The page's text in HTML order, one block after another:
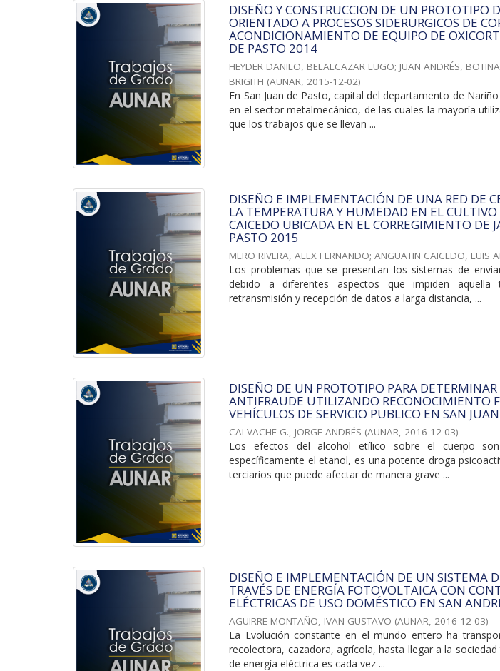
DISEÑO Y CONSTRUCCION DE UN PROTOTIPO
ORIENTADO A PROCESOS SIDERURGICOS DE
ACONDICIONAMIENTO DE EQUIPO DE
DE PASTO 2014
HEYDER DANILO, BELALCAZAR LUGO; JUAN ANDRÉS,
BRIGITH (AUNAR, 2015-12-02)
En San Juan de Pasto, capital del departamento de
en el sector metalmecánico, de las cuales la mayoría
que los trabajos que se llevan ...
DISEÑO E IMPLEMENTACIÓN DE UNA RED DE
LA TEMPERATURA Y HUMEDAD EN EL CULTIVO
CAICEDO UBICADA EN EL CORREGIMIENTO DE
PASTO 2015
MERO RIVERA, ALEX FERNANDO;ANGUATIN CAICEDO, LUIS
Los problemas que se presentan los sistemas de
debido a diferentes aspectos que impiden
retransmisión y recepción de datos a larga distancia, ...
DISEÑO DE UN PROTOTIPO PARA
ANTIFRAUDE UTILIZANDO RECONOCIMIENTO
VEHÍCULOS DE SERVICIO PUBLICO EN SAN
CALVACHE G., JORGE ANDRÉS (AUNAR, 2016-12-03)
Los efectos del alcohol etílico sobre el cuerpo
específicamente el etanol, es una potente droga
terciarios que puede afectar de manera grave ...
DISEÑO E IMPLEMENTACIÓN DE UN SISTEMA
TRAVÉS DE ENERGÍA FOTOVOLTAICA CON
ELÉCTRICAS DE USO DOMÉSTICO EN SAN
AGUIRRE MONTAÑO, IVAN GUSTAVO (AUNAR, 2016-12-03)
La Evolución constante en el mundo entero ha
recolectora, cazadora, agrícola, hasta llegar a la
de energía eléctrica es cada vez ...